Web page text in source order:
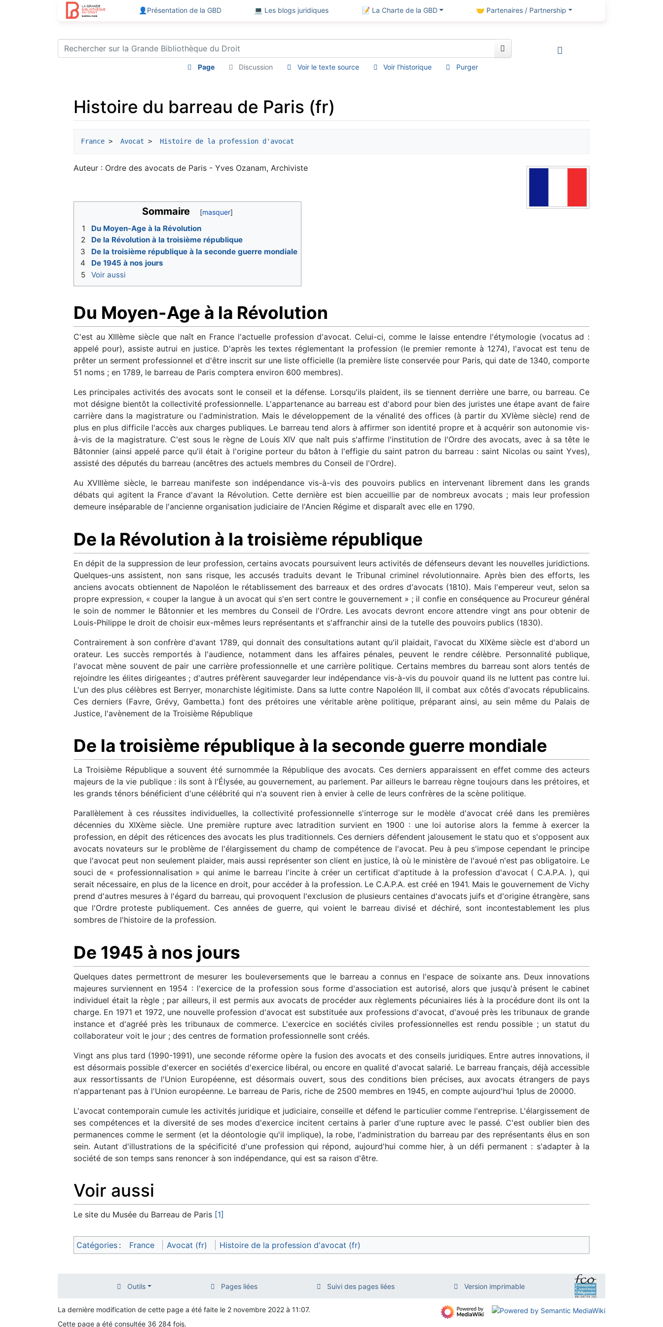
👤Présentation de la GBD 💻 Les blogs juridiques 📝 La Charte de la GBD 🤝 Partenaires / Partnership
Page Discussion Voir le texte source Voir l’historique Purger
Histoire du barreau de Paris (fr)
France > Avocat > Histoire de la profession d'avocat
Auteur : Ordre des avocats de Paris - Yves Ozanam, Archiviste
Sommaire
1
Du Moyen-Age à la Révolution
2
De la Révolution à la troisième république
3
De la troisième république à la seconde guerre mondiale
4
De 1945 à nos jours
5
Voir aussi
Du Moyen-Age à la Révolution
C'est au XIIIème siècle que naît en France l'actuelle profession d'avocat. Celui-ci, comme le laisse entendre l'étymologie (vocatus ad :
appelé pour), assiste autrui en justice. D'après les textes réglementant la profession (le premier remonte à 1274), l'avocat est tenu de
prêter un serment professionnel et d'être inscrit sur une liste officielle (la première liste conservée pour Paris, qui date de 1340, comporte
51 noms ; en 1789, le barreau de Paris comptera environ 600 membres).
Les principales activités des avocats sont le conseil et la défense. Lorsqu'ils plaident, ils se tiennent derrière une barre, ou barreau. Ce
mot désigne bientôt la collectivité professionnelle. L'appartenance au barreau est d'abord pour bien des juristes une étape avant de faire
carrière dans la magistrature ou l'administration. Mais le développement de la vénalité des offices (à partir du XVIème siècle) rend de
plus en plus difficile l'accès aux charges publiques. Le barreau tend alors à affirmer son identité propre et à acquérir son autonomie vis-
à-vis de la magistrature. C'est sous le règne de Louis XIV que naît puis s'affirme l'institution de l'Ordre des avocats, avec à sa tête le
Bâtonnier (ainsi appelé parce qu'il était à l'origine porteur du bâton à l'effigie du saint patron du barreau : saint Nicolas ou saint Yves),
assisté des députés du barreau (ancêtres des actuels membres du Conseil de l'Ordre).
Au XVIIIème siècle, le barreau manifeste son indépendance vis-à-vis des pouvoirs publics en intervenant librement dans les grands
débats qui agitent la France d'avant la Révolution. Cette dernière est bien accueillie par de nombreux avocats ; mais leur profession
demeure inséparable de l'ancienne organisation judiciaire de l'Ancien Régime et disparaît avec elle en 1790.
De la Révolution à la troisième république
En dépit de la suppression de leur profession, certains avocats poursuivent leurs activités de défenseurs devant les nouvelles juridictions.
Quelques-uns assistent, non sans risque, les accusés traduits devant le Tribunal criminel révolutionnaire. Après bien des efforts, les
anciens avocats obtiennent de Napoléon le rétablissement des barreaux et des ordres d'avocats (1810). Mais l'empereur veut, selon sa
propre expression, « couper la langue à un avocat qui s'en sert contre le gouvernement » ; il confie en conséquence au Procureur général
le soin de nommer le Bâtonnier et les membres du Conseil de l'Ordre. Les avocats devront encore attendre vingt ans pour obtenir de
Louis-Philippe le droit de choisir eux-mêmes leurs représentants et s'affranchir ainsi de la tutelle des pouvoirs publics (1830).
Contrairement à son confrère d'avant 1789, qui donnait des consultations autant qu'il plaidait, l'avocat du XIXème siècle est d'abord un
orateur. Les succès remportés à l'audience, notamment dans les affaires pénales, peuvent le rendre célèbre. Personnalité publique,
l'avocat mène souvent de pair une carrière professionnelle et une carrière politique. Certains membres du barreau sont alors tentés de
rejoindre les élites dirigeantes ; d'autres préfèrent sauvegarder leur indépendance vis-à-vis du pouvoir quand ils ne luttent pas contre lui.
L'un des plus célèbres est Berryer, monarchiste légitimiste. Dans sa lutte contre Napoléon III, il combat aux côtés d'avocats républicains.
Ces derniers (Favre, Grévy, Gambetta.) font des prétoires une véritable arène politique, préparant ainsi, au sein même du Palais de
Justice, l'avènement de la Troisième République
De la troisième république à la seconde guerre mondiale
La Troisième République a souvent été surnommée la République des avocats. Ces derniers apparaissent en effet comme des acteurs
majeurs de la vie publique : ils sont à l'Élysée, au gouvernement, au parlement. Par ailleurs le barreau règne toujours dans les prétoires, et
les grands ténors bénéficient d'une célébrité qui n'a souvent rien à envier à celle de leurs confrères de la scène politique.
Parallèlement à ces réussites individuelles, la collectivité professionnelle s'interroge sur le modèle d'avocat créé dans les premières
décennies du XIXème siècle. Une première rupture avec latradition survient en 1900 : une loi autorise alors la femme à exercer la
profession, en dépit des réticences des avocats les plus traditionnels. Ces derniers défendent jalousement le statu quo et s'opposent aux
avocats novateurs sur le problème de l'élargissement du champ de compétence de l'avocat. Peu à peu s'impose cependant le principe
que l'avocat peut non seulement plaider, mais aussi représenter son client en justice, là où le ministère de l'avoué n'est pas obligatoire. Le
souci de « professionnalisation » qui anime le barreau l'incite à créer un certificat d'aptitude à la profession d'avocat ( C.A.P.A. ), qui
serait nécessaire, en plus de la licence en droit, pour accéder à la profession. Le C.A.P.A. est créé en 1941. Mais le gouvernement de Vichy
prend d'autres mesures à l'égard du barreau, qui provoquent l'exclusion de plusieurs centaines d'avocats juifs et d'origine étrangère, sans
que l'Ordre proteste publiquement. Ces années de guerre, qui voient le barreau divisé et déchiré, sont incontestablement les plus
sombres de l'histoire de la profession.
De 1945 à nos jours
Quelques dates permettront de mesurer les bouleversements que le barreau a connus en l'espace de soixante ans. Deux innovations
majeures surviennent en 1954 : l'exercice de la profession sous forme d'association est autorisé, alors que jusqu'à présent le cabinet
individuel était la règle ; par ailleurs, il est permis aux avocats de procéder aux règlements pécuniaires liés à la procédure dont ils ont la
charge. En 1971 et 1972, une nouvelle profession d'avocat est substituée aux professions d'avocat, d'avoué près les tribunaux de grande
instance et d'agréé près les tribunaux de commerce. L'exercice en sociétés civiles professionnelles est rendu possible ; un statut du
collaborateur voit le jour ; des centres de formation professionnelle sont créés.
Vingt ans plus tard (1990-1991), une seconde réforme opère la fusion des avocats et des conseils juridiques. Entre autres innovations, il
est désormais possible d'exercer en sociétés d'exercice libéral, ou encore en qualité d'avocat salarié. Le barreau français, déjà accessible
aux ressortissants de l'Union Européenne, est désormais ouvert, sous des conditions bien précises, aux avocats étrangers de pays
n'appartenant pas à l'Union européenne. Le barreau de Paris, riche de 2500 membres en 1945, en compte aujourd'hui 1plus de 20000.
L'avocat contemporain cumule les activités juridique et judiciaire, conseille et défend le particulier comme l'entreprise. L'élargissement de
ses compétences et la diversité de ses modes d'exercice incitent certains à parler d'une rupture avec le passé. C'est oublier bien des
permanences comme le serment (et la déontologie qu'il implique), la robe, l'administration du barreau par des représentants élus en son
sein. Autant d'illustrations de la spécificité d'une profession qui répond, aujourd'hui comme hier, à un défi permanent : s'adapter à la
société de son temps sans renoncer à son indépendance, qui est sa raison d'être.
Voir aussi
Le site du Musée du Barreau de Paris [1]
Catégories : France Avocat (fr) Histoire de la profession d'avocat (fr)
Outils Pages liées Suivi des pages liées Version imprimable
La dernière modification de cette page a été faite le 2 novembre 2022 à 11:07.
Cette page a été consultée 36 284 fois.